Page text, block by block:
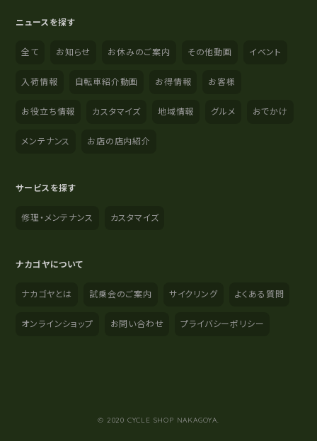
ニュースを探す
全て お知らせ お休みのご案内 その他動画 イベント
入荷情報 自転車紹介動画 お得情報 お客様
お役立ち情報 カスタマイズ 地域情報 グルメ おでかけ
メンテナンス お店の店内紹介
サービスを探す
修理・メンテナンス カスタマイズ
ナカゴヤについて
ナカゴヤとは 試乗会のご案内 サイクリング よくある質問
オンラインショップ お問い合わせ プライバシーポリシー
© 2020 CYCLE SHOP NAKAGOYA.